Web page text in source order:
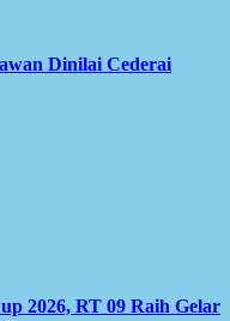
Dinilai Cederai
2026, RT 09 Raih Gelar